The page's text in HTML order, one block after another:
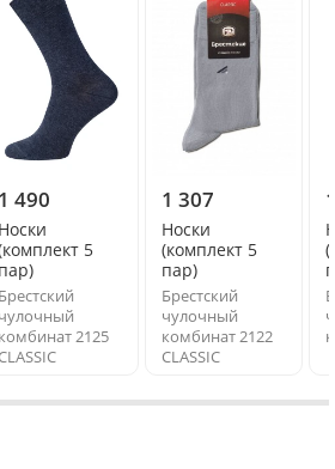
1 490
Носки
5
пар)
Брестский
чулочный
комбинат 2125
1 307
Носки
(комплект 5
пар)
Брестский
чулочный
комбинат 2122
CLASSIC